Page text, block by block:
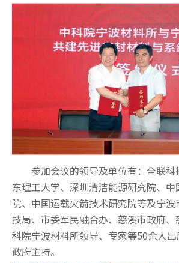
参加会议的领导及单位有：全联
东理工大学、深圳清洁能源研究院、
院、中国运载火箭技术研究院等及宁
技局、市委军民融合办、慈溪市政府
科院宁波材料所领导、专家等50余人
政府主持。